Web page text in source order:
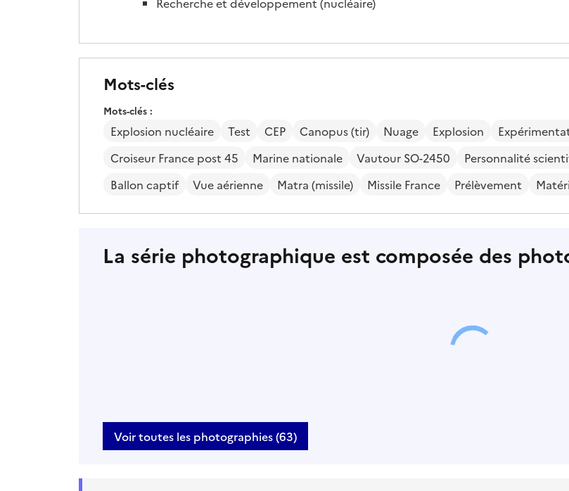
Mots-clés
Mots-clés
Explosion nucléaire Test CEP Canopus (tir) Nuage Explosion
Croiseur France post 45
Marine nationale Vautour SO-2450 Personnalité
Ballon captif
Vue aérienne Matra (missile) Missile France Prélèvement
La série photographique est composée des
Voir toutes les photographies (63)